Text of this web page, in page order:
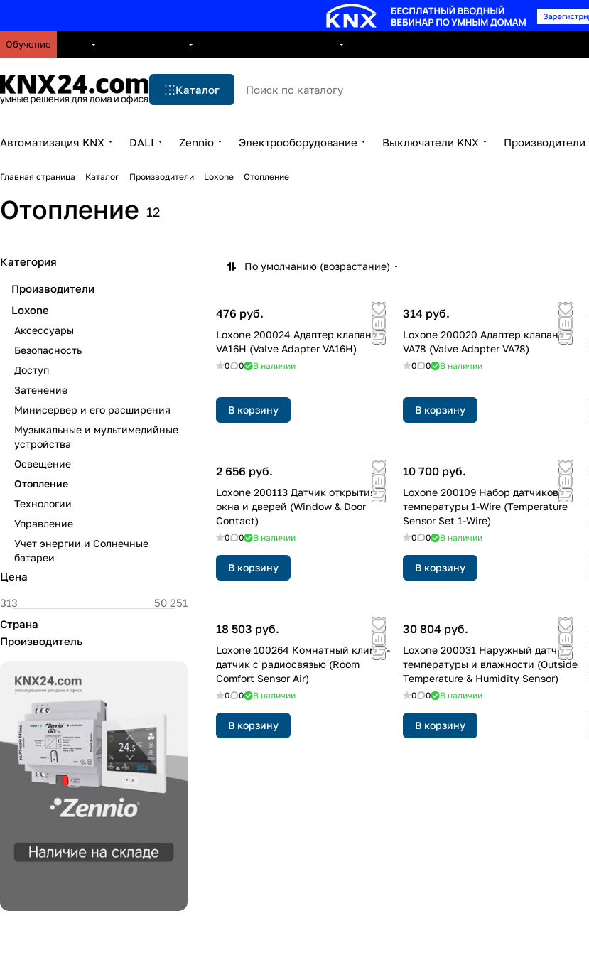
Обучение
Каталог
Автоматизация KNX DALI Zennio Электрооборудование Выключатели KNX Производители
Главная страница Каталог Производители Loxone Отопление
Отопление 12
По умолчанию (возрастание)
476 руб.
Loxone 200024 Адаптер клапана
VA16H (Valve Adapter VA16H)
0 0 В наличии
В корзину
314 руб.
Loxone 200020 Адаптер клапана
VA78 (Valve Adapter VA78)
0 0 В наличии
В корзину
2 656 руб.
Loxone 200113 Датчик открытия
окна и дверей (Window & Door
Contact)
0 0 В наличии
В корзину
10 700 руб.
Loxone 200109 Набор датчиков
температуры 1-Wire (Temperature
Sensor Set 1-Wire)
0 0 В наличии
В корзину
18 503 руб.
Loxone 100264 Комнатный климат-
датчик с радиосвязью (Room
Comfort Sensor Air)
0 0 В наличии
В корзину
30 804 руб.
Loxone 200031 Наружный датчик
температуры и влажности (Outside
Temperature & Humidity Sensor)
0 0 В наличии
В корзину
Категория
Производители
Loxone
Аксессуары
Безопасность
Доступ
Затенение
Минисервер и его расширения
Музыкальные и мультимедийные
устройства
Освещение
Отопление
Технологии
Управление
Учет энергии и Солнечные
батареи
Цена
Страна
Производитель